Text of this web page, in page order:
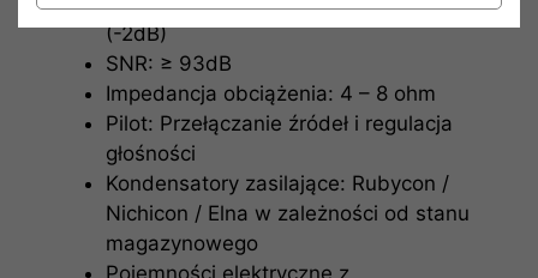
(-2dB)
SNR: ≥ 93dB
Impedancja obciążenia: 4 – 8 ohm
Pilot: Przełączanie źródeł i regulacja
głośności
Kondensatory zasilające: Rubycon /
Nichicon / Elna w zależności od stanu
magazynowego
Pojemności elektryczne z